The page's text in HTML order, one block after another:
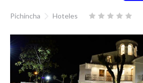
Pichincha Hoteles